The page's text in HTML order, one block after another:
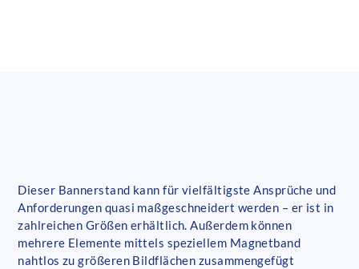
Dieser Bannerstand kann für vielfältigste Ansprüche und
Anforderungen quasi maßgeschneidert werden – er ist in
zahlreichen Größen erhältlich. Außerdem können
mehrere Elemente mittels speziellem Magnetband
nahtlos zu größeren Bildflächen zusammengefügt